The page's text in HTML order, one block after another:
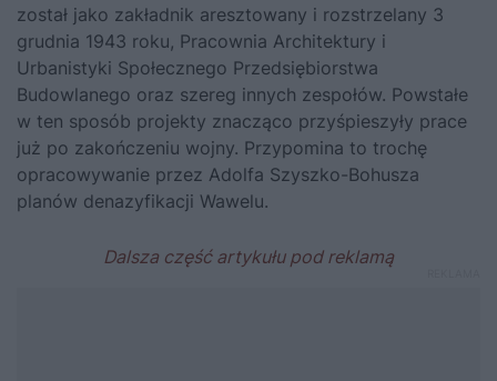
został jako zakładnik aresztowany i rozstrzelany 3
grudnia 1943 roku, Pracownia Architektury i
Urbanistyki Społecznego Przedsiębiorstwa
Budowlanego oraz szereg innych zespołów. Powstałe
w ten sposób projekty znacząco przyśpieszyły prace
już po zakończeniu wojny. Przypomina to trochę
opracowywanie przez Adolfa Szyszko-Bohusza
planów denazyfikacji Wawelu.